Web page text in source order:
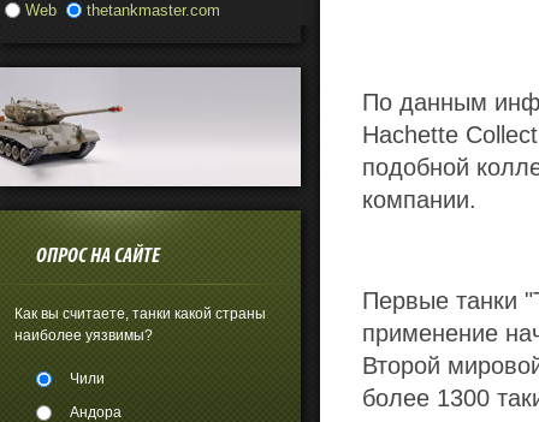
Web thetankmaster.com
ОПРОС НА САЙТЕ
Как вы считаете, танки какой страны
наиболее уязвимы?
Чили
Андора
По данным
Hachette
подобной
компании.
Первые танки
применение
Второй
более 1300